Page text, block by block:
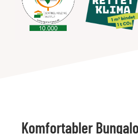
Komfortabler